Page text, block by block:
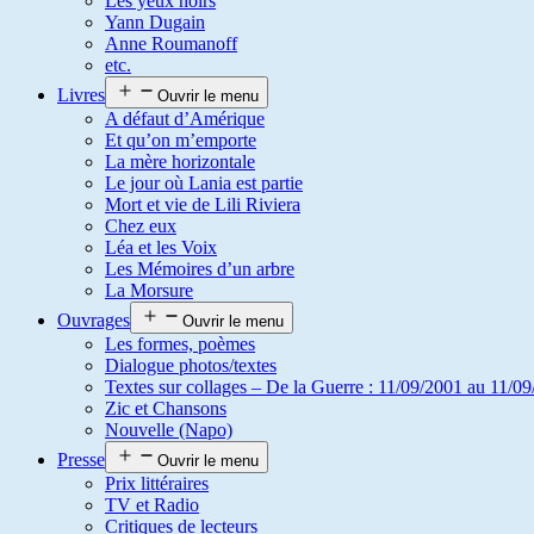
Yann Dugain
Anne Roumanoff
etc.
Livres
Ouvrir le menu
A défaut d’Amérique
Et qu’on m’emporte
La mère horizontale
Le jour où Lania est partie
Mort et vie de Lili Riviera
Chez eux
Léa et les Voix
Les Mémoires d’un arbre
La Morsure
Ouvrages
Ouvrir le menu
Les formes, poèmes
Dialogue photos/textes
Textes sur collages – De la Guerre : 11/09/2001 au 11/
Zic et Chansons
Nouvelle (Napo)
Presse
Ouvrir le menu
Prix littéraires
TV et Radio
Critiques de lecteurs